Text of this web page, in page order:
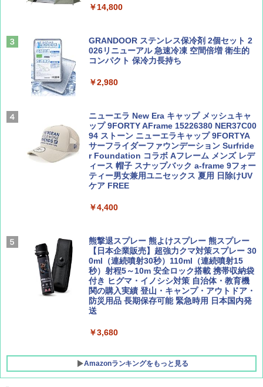
￥1,540
￥1,540
AIRLINE（エアライン）2026年9月号【特
集】ボーイング110周年を祝して！
￥1,760
￥2,695
ァキア 2026～2027 地球の歩き方A ヨーロッ
パ
￥2,277
新しい日本地理 地図・統計・移動から読み
解く (講談社現代新書)
￥1,540
ーチ ピクニック ポップアップテント 携帯 簡
￥4,980
テント ワンタッチ RENEW 幅200 2-3人用 43
￥5,999
[キャンパーズコレクション 山善] 傘みたいに
広げるだけ パッとサッとテント ブラックコ
ーティング フルクローズ メッシュ 3-4人用
簡単設置 ポップアップテント エクルベージ
ュ(BC仕様) PATC-150B(EB)
￥9,990
[キャンパーズコレクション 山善] 傘みたいに
広げるだけ パッとサッとテント キューブワ
イド ブラックコーティング フルクローズ メ
ッシュ 4人用 簡単設置 ポップアップテント P
ATCW-150B エクルベージュ
￥-
￥14,800
GRANDOOR ステンレス保冷剤 2個セット 2
026リニューアル 急速冷凍 空間倍増 衛生的
コンパクト 保冷力長持ち
￥2,980
ニューエラ New Era キャップ メッシュキャ
ップ 9FORTY AFrame 15226380 NER37C00
94 ストーン ニューエラキャップ 9FORTYA
サーフライダーファウンデーション Surfride
r Foundation コラボ Aフレーム メンズ レデ
ィース 帽子 スナップバック a-frame 9フォー
ティー男女兼用ユニセックス 夏用 日除けUV
ケア FREE
￥4,400
熊撃退スプレー 熊よけスプレー 熊スプレー
【日本企業販売】超強力クマ対策スプレー 30
0ml（連続噴射30秒）110ml（連続噴射15
秒）射程5～10m 安全ロック搭載 携帯収納袋
付き ヒグマ・イノシシ対策 自治体・教育機
関の購入実績 登山・キャンプ・アウトドア・
防災用品 長期保存可能 緊急時用 日本国内発
送
￥3,680
Amazonランキングをもっと見る